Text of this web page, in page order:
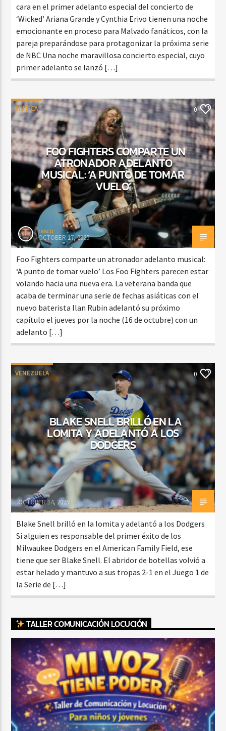
cara en el primer adelanto especial del concierto de
‘Wicked’ Ariana Grande y Cynthia Erivo tienen una noche
emocionante en proceso para Malvado fanáticos, con la
pareja preparándose para protagonizar la próxima serie
de NBC Una noche maravillosa concierto especial, cuyo
primer adelanto se lanzó […]
MUSICA 0
FOO FIGHTERS COMPARTE UN
ATRONADOR ADELANTO
MUSICAL: ‘A PUNTO DE TOMAR
VUELO’
rasco
OCTOBER 17, 2025
Foo Fighters comparte un atronador adelanto musical:
‘A punto de tomar vuelo’ Los Foo Fighters parecen estar
volando hacia una nueva era. La veterana banda que
acaba de terminar una serie de fechas asiáticas con el
nuevo baterista Ilan Rubin adelantó su próximo
capítulo el jueves por la noche (16 de octubre) con un
adelanto […]
VENEZUELA 0
BLAKE SNELL BRILLÓ EN LA
LOMITA Y ADELANTÓ A LOS
DODGERS
OCTOBER 14, 2025
Blake Snell brilló en la lomita y adelantó a los Dodgers
Si alguien es responsable del primer éxito de los
Milwaukee Dodgers en el American Family Field, ese
tiene que ser Blake Snell. El abridor de botellas volvió a
estar helado y mantuvo a sus tropas 2-1 en el Juego 1 de
la Serie de […]
TALLER COMUNICACIÓN LOCUCIÓN